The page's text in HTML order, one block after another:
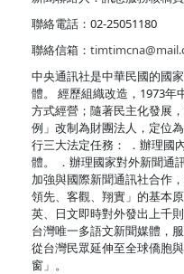
聯絡電話：02-25051180
聯絡信箱：
中央通訊社是中華民國的國
體。 經歷組織改造，1973年
方式經營；隨著民主化發展
例」改制為財團法人，定位
行三大法定任務： ．辦理國
體。 ．辦理國家對外新聞通
加強與國際新聞通訊社合作
領先、客觀、翔實」的基本
英、日文即時對外發出上千
台灣唯一多語文新聞媒體，
從台灣民眾延伸至全球僑胞
窗」。